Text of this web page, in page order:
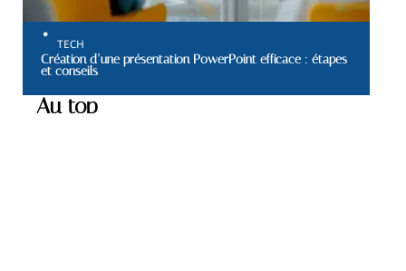
TECH
Création d’une présentation PowerPoint efficace : étapes
et conseils
Au top